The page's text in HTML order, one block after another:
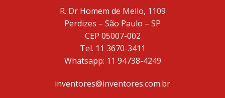
R. Dr Homem de Mello, 1109
Perdizes – São Paulo – SP
CEP 05007-002
Tel. 11 3670-3411
Whatsapp: 11 94738-4249
inventores@inventores.com.br